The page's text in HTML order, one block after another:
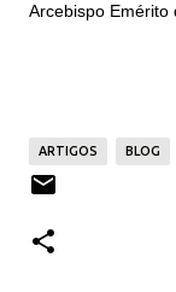
Arcebispo Emérito
ARTIGOS BLOG